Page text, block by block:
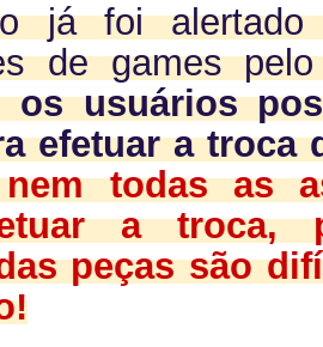
já foi
de games
os usuários
efetuar a troca
todas as
a troca,
peças são